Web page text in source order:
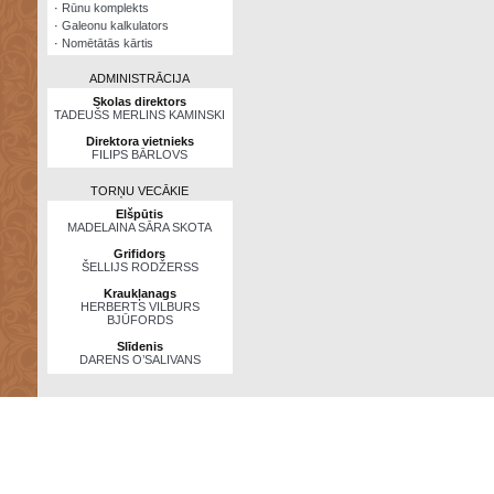
· Rūnu komplekts
· Galeonu kalkulators
· Nomētātās kārtis
ADMINISTRĀCIJA
Skolas direktors
TADEUŠS MERLINS KAMINSKI
Direktora vietnieks
FILIPS BĀRLOVS
TORŅU VECĀKIE
Elšpūtis
MADELAINA SĀRA SKOTA
Grifidors
ŠELLIJS RODŽERSS
Kraukļanags
HERBERTS VILBURS
BJŪFORDS
Slīdenis
DARENS O’SALIVANS